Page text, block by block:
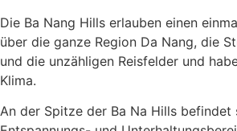
Die Ba Nang Hills erlauben einen
über die ganze Region Da Nang, die
und die unzähligen Reisfelder und
Klima.
An der Spitze der Ba Na Hills befindet